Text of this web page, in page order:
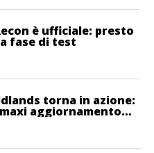
è ufficiale: presto
fase di test
torna in azione:
aggiornamento